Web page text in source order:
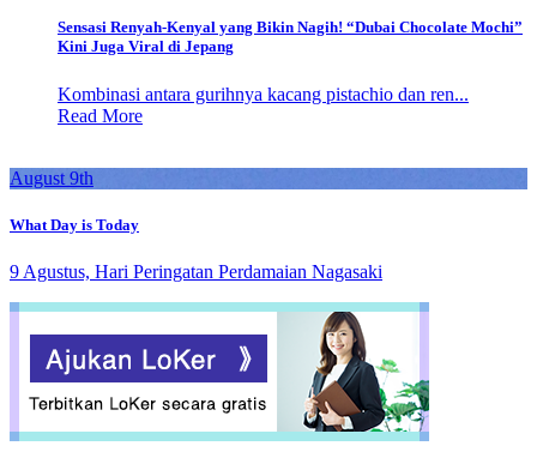
Sensasi Renyah-Kenyal yang Bikin Nagih! “Dubai Chocolate Mochi”
Kini Juga Viral di Jepang
Kombinasi antara gurihnya kacang pistachio dan ren...
Read More
August 9th
What Day is Today
9 Agustus, Hari Peringatan Perdamaian Nagasaki